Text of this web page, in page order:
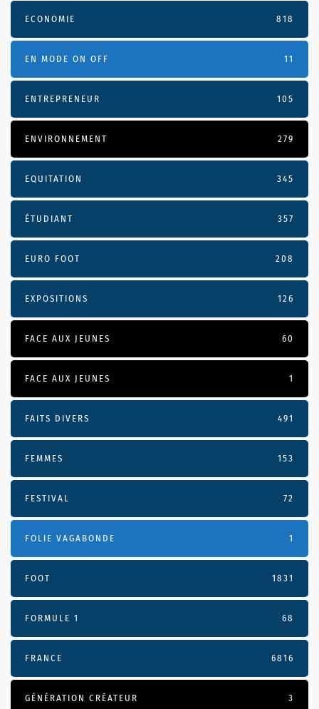
ECONOMIE 818
EN MODE ON OFF 11
ENTREPRENEUR 105
ENVIRONNEMENT 279
EQUITATION 345
ÉTUDIANT 357
EURO FOOT 208
EXPOSITIONS 126
FACE AUX JEUNES 60
FACE AUX JEUNES 1
FAITS DIVERS 491
FEMMES 153
FESTIVAL 72
FOLIE VAGABONDE 1
FOOT 1831
FORMULE 1 68
FRANCE 6816
GÉNÉRATION CRÉATEUR 3